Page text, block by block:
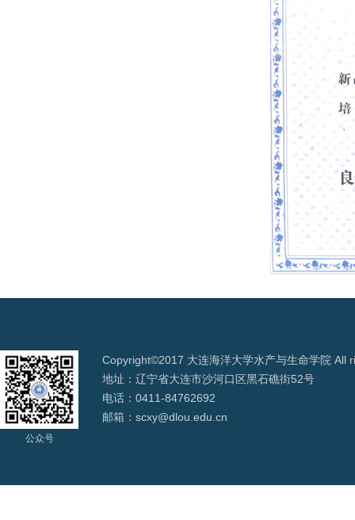
公众号
Copyright©2017 大连海洋大学水产与生命学院 All
地址：辽宁省大连市沙河口区黑石礁街52号
电话：0411-84762692
邮箱：scxy@dlou.edu.cn